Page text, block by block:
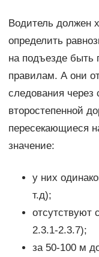
Водитель должен
определить
на подъезде быть
правилам. А они
следования через
второстепенной
пересекающиеся
значение:
у них
т.д);
отсутствуют
2.3.1-2.3.7);
за 50-100 м